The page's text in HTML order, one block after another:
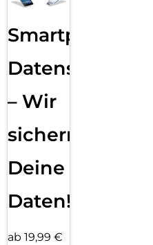
Smartphone
Datensicherung
– Wir
sichern
Deine
Daten!
ab 19,99 €